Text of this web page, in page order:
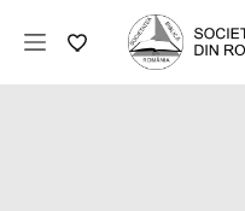
conținut